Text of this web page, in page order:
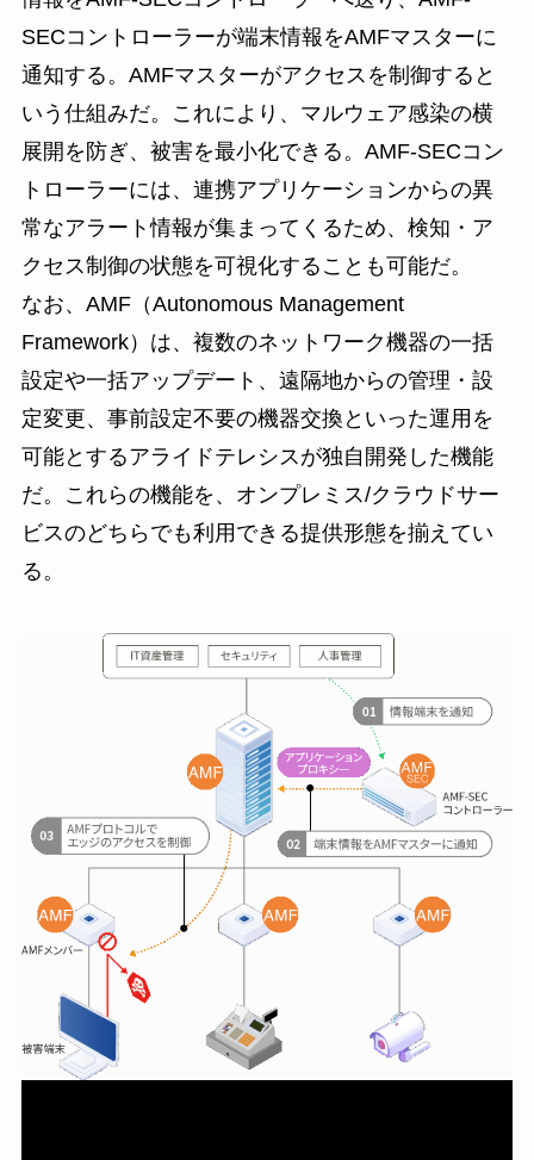
SECコントローラーが端末情報をAMFマスターに
通知する。AMFマスターがアクセスを制御すると
いう仕組みだ。これにより、マルウェア感染の横
展開を防ぎ、被害を最小化できる。AMF-SECコン
トローラーには、連携アプリケーションからの異
常なアラート情報が集まってくるため、検知・ア
クセス制御の状態を可視化することも可能だ。
なお、AMF（Autonomous Management
Framework）は、複数のネットワーク機器の一括
設定や一括アップデート、遠隔地からの管理・設
定変更、事前設定不要の機器交換といった運用を
可能とするアライドテレシスが独自開発した機能
だ。これらの機能を、オンプレミス/クラウドサー
ビスのどちらでも利用できる提供形態を揃えてい
る。